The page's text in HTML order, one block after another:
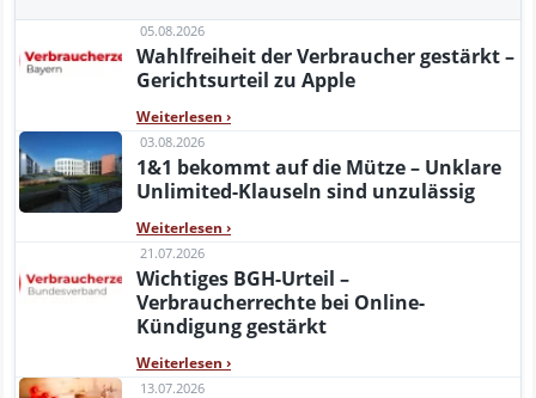
05.08.2026
Wahlfreiheit der Verbraucher gestärkt –
Gerichtsurteil zu Apple
Weiterlesen ›
03.08.2026
1&1 bekommt auf die Mütze – Unklare
Unlimited-Klauseln sind unzulässig
Weiterlesen ›
21.07.2026
Wichtiges BGH-Urteil –
Verbraucherrechte bei Online-
Kündigung gestärkt
Weiterlesen ›
13.07.2026